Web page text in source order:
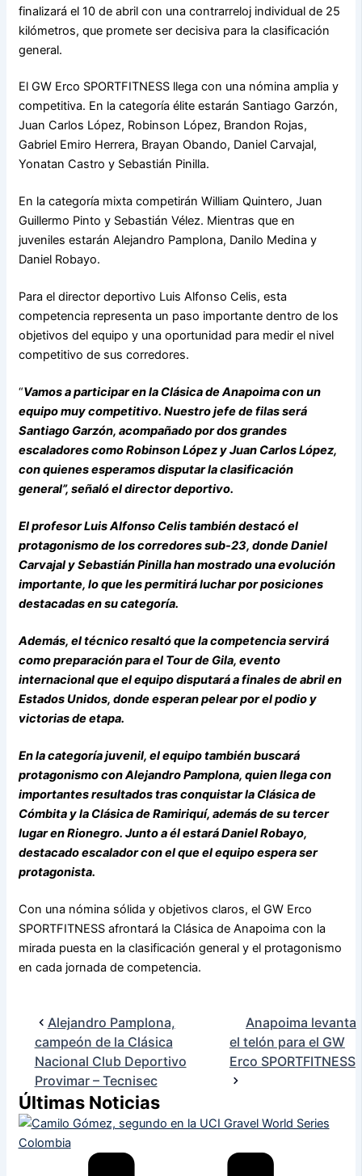
finalizará el 10 de abril con una contrarreloj individual de 25
kilómetros, que promete ser decisiva para la clasificación
general.
El GW Erco SPORTFITNESS llega con una nómina amplia y
competitiva. En la categoría élite estarán Santiago Garzón,
Juan Carlos López, Robinson López, Brandon Rojas,
Gabriel Emiro Herrera, Brayan Obando, Daniel Carvajal,
Yonatan Castro y Sebastián Pinilla.
En la categoría mixta competirán William Quintero, Juan
Guillermo Pinto y Sebastián Vélez. Mientras que en
juveniles estarán Alejandro Pamplona, Danilo Medina y
Daniel Robayo.
Para el director deportivo Luis Alfonso Celis, esta
competencia representa un paso importante dentro de los
objetivos del equipo y una oportunidad para medir el nivel
competitivo de sus corredores.
“Vamos a participar en la Clásica de Anapoima con un
equipo muy competitivo. Nuestro jefe de filas será
Santiago Garzón, acompañado por dos grandes
escaladores como Robinson López y Juan Carlos López,
con quienes esperamos disputar la clasificación
general”, señaló el director deportivo.
El profesor Luis Alfonso Celis también destacó el
protagonismo de los corredores sub-23, donde Daniel
Carvajal y Sebastián Pinilla han mostrado una evolución
importante, lo que les permitirá luchar por posiciones
destacadas en su categoría.
Además, el técnico resaltó que la competencia servirá
como preparación para el Tour de Gila, evento
internacional que el equipo disputará a finales de abril en
Estados Unidos, donde esperan pelear por el podio y
victorias de etapa.
En la categoría juvenil, el equipo también buscará
protagonismo con Alejandro Pamplona, quien llega con
importantes resultados tras conquistar la Clásica de
Cómbita y la Clásica de Ramiriquí, además de su tercer
lugar en Rionegro. Junto a él estará Daniel Robayo,
destacado escalador con el que el equipo espera ser
protagonista.
Con una nómina sólida y objetivos claros, el GW Erco
SPORTFITNESS afrontará la Clásica de Anapoima con la
mirada puesta en la clasificación general y el protagonismo
en cada jornada de competencia.
Alejandro Pamplona,
campeón de la Clásica
Nacional Club Deportivo
Provimar – Tecnisec
Anapoima levanta
el telón para el GW
Erco SPORTFITNESS
Últimas Noticias